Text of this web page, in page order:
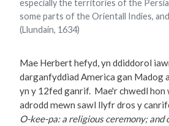
especially the territories of the
some parts of the Orientall Indies,
(Llundain, 1634)
Mae Herbert hefyd, yn ddiddorol
darganfyddiad America gan Madog
yn y 12fed ganrif. Mae'r chwedl hon
adrodd mewn sawl llyfr dros y
O-kee-pa: a religious ceremony; and